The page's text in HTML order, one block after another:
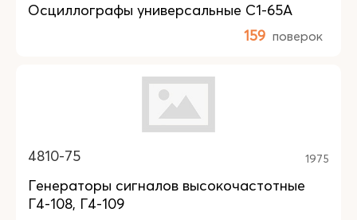
Осциллографы универсальные С1-65А
159 поверок
4810-75 1975
Генераторы сигналов высокочастотные
Г4-108, Г4-109